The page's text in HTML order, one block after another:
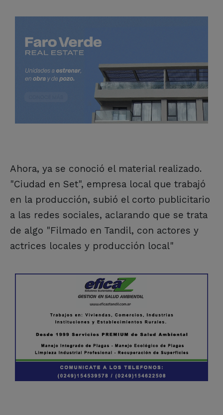
Ahora, ya se conoció el material realizado.
"Ciudad en Set", empresa local que trabajó
en la producción, subió el corto publicitario
a las redes sociales, aclarando que se trata
de algo "Filmado en Tandil, con actores y
actrices locales y producción local"